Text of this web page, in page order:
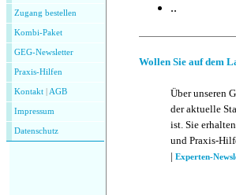
Zugang bestellen
Kombi-Paket
GEG-Newsletter
Praxis-Hilfen
Kontakt AGB
Impressum
Datenschutz
..
Wollen Sie auf dem
Über unseren
der aktuelle
ist. Sie
und Praxis-
| Experten-